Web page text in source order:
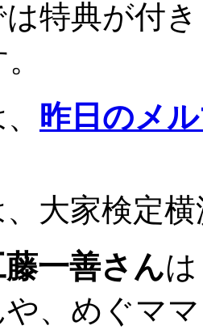
特典が付
昨日のメ
大家検定
一善さん
、めぐマ